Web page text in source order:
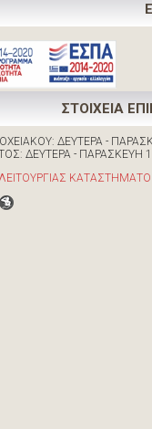
ΣΤΟΙΧΕΙΑ
ΔΕΥΤΕΡΑ -
ΔΕΥΤΕΡΑ - ΠΑΡΑΣΚΕΥΗ